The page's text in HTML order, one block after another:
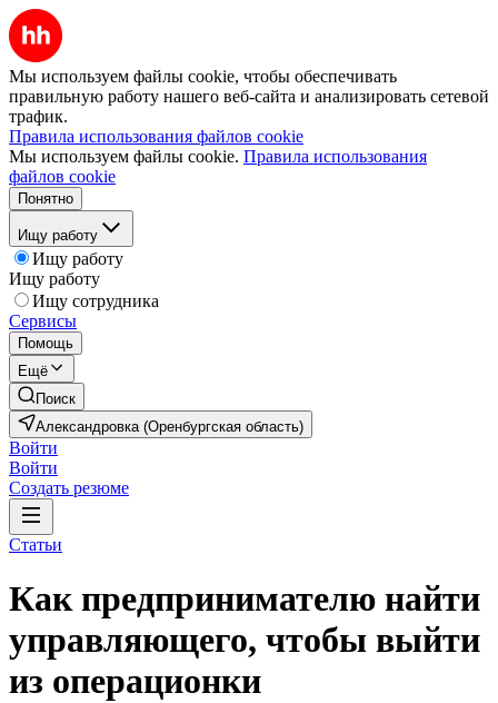
Мы используем файлы cookie, чтобы обеспечивать
правильную работу нашего веб-сайта и анализировать сетевой
трафик.
Правила использования файлов cookie
Мы используем файлы cookie. Правила использования
файлов cookie
Понятно
Ищу работу
Ищу работу
Ищу работу
Ищу сотрудника
Сервисы
Помощь
Ещё
Поиск
Александровка (Оренбургская область)
Войти
Войти
Создать резюме
Статьи
Как предпринимателю найти
управляющего, чтобы выйти
из операционки